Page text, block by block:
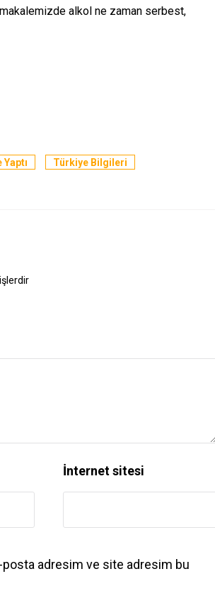
makalemizde alkol ne zaman serbest,
Türkiye Bilgileri
İnternet sitesi
posta adresim ve site adresim bu